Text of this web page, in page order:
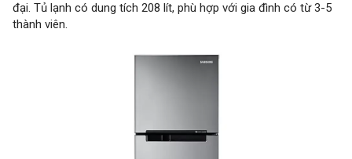
đại. Tủ lạnh có dung tích 208 lít, phù hợp với gia đình có từ 3-5
thành viên.